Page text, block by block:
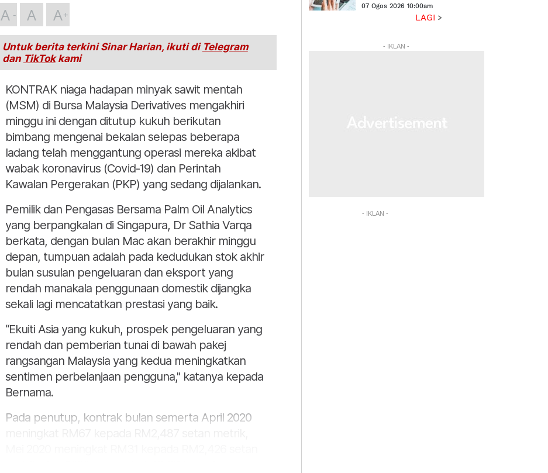
A A A
Untuk berita terkini Sinar Harian, ikuti di Telegram
dan TikTokkami
KONTRAK niaga hadapan minyak sawit mentah
(MSM) di Bursa Malaysia Derivatives mengakhiri
minggu ini dengan ditutup kukuh berikutan
bimbang mengenai bekalan selepas beberapa
ladang telah menggantung operasi mereka akibat
wabak koronavirus (Covid-19) dan Perintah
Kawalan Pergerakan (PKP) yang sedang dijalankan.
Pemilik dan Pengasas Bersama Palm Oil Analytics
yang berpangkalan di Singapura, Dr Sathia Varqa
berkata, dengan bulan Mac akan berakhir minggu
depan, tumpuan adalah pada kedudukan stok akhir
bulan susulan pengeluaran dan eksport yang
rendah manakala penggunaan domestik dijangka
sekali lagi mencatatkan prestasi yang baik.
“Ekuiti Asia yang kukuh, prospek pengeluaran yang
rendah dan pemberian tunai di bawah pakej
rangsangan Malaysia yang kedua meningkatkan
sentimen perbelanjaan pengguna," katanya kepada
Bernama.
Pada penutup, kontrak bulan semerta April 2020
07 Ogos 2026 10:00am
LAGI
- IKLAN -
- IKLAN -